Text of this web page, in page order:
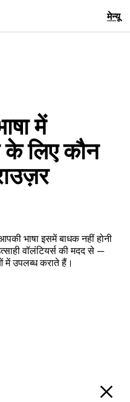
मेन्यू
में
लिए कौन
भाषा इसमें बाधक नहीं होनी
वॉलंटियर्स की मदद से —
उपलब्ध कराते हैं।